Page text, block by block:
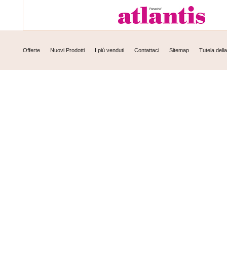
Offerte Nuovi Prodotti I più venduti Contattaci Sitemap Tutela